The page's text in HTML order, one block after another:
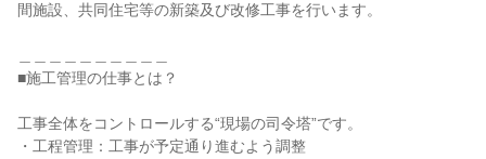
間施設、共同住宅等の新築及び改修工事を行います。
■施工管理の仕事とは？
工事全体をコントロールする“現場の司令塔”です。
・工程管理：工事が予定通り進むよう調整